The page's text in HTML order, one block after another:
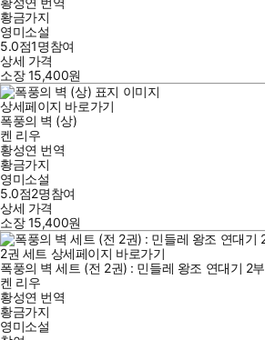
황금가지
영미소설
5.0점1명참여
상세 가격
소장15,400원
상세페이지 바로가기
폭풍의 벽 (상)
켄 리우
황성연 번역
황금가지
영미소설
5.0점2명참여
상세 가격
소장15,400원
2권 세트 상세페이지 바로가기
폭풍의 벽 세트 (전 2권) : 민들레 왕조 연대기 2부
켄 리우
황성연 번역
황금가지
영미소설